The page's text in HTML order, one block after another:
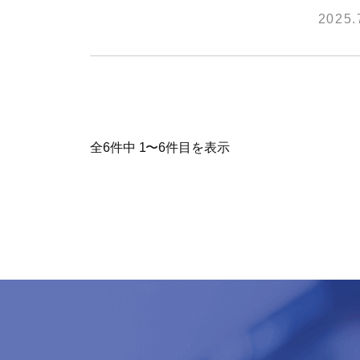
全6件中 1〜6件目を表示